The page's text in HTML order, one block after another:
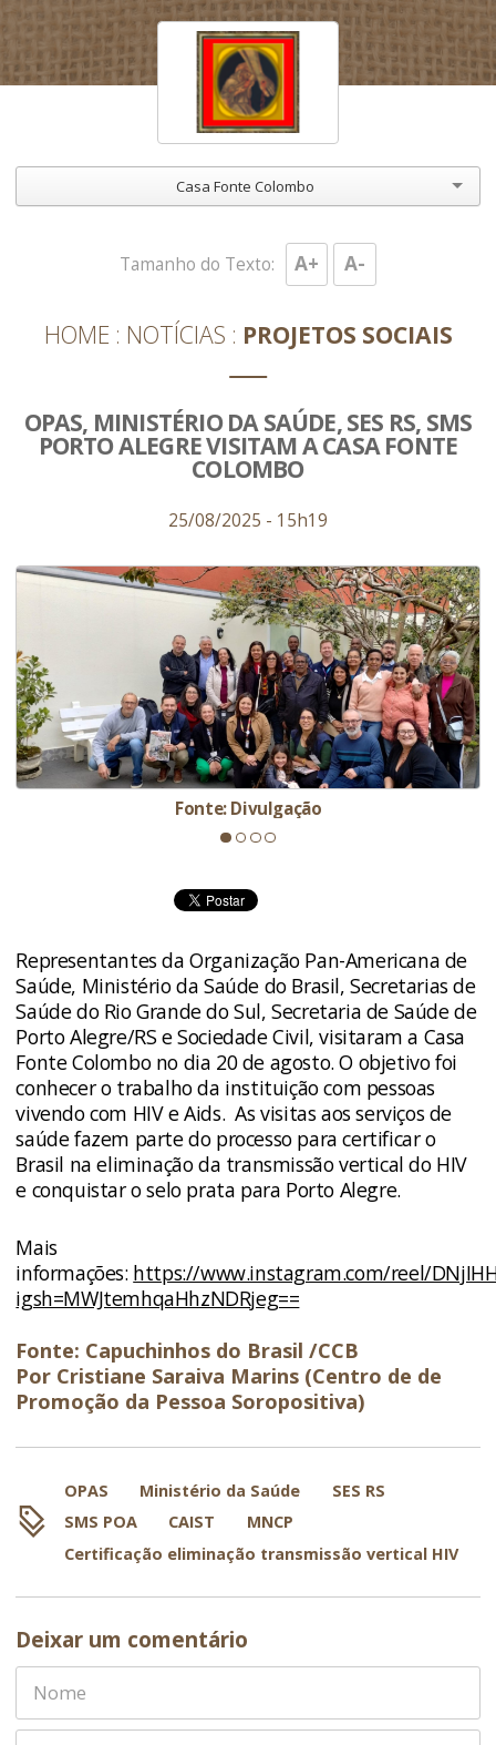
Casa Fonte Colombo
HOME NOTÍCIAS PROJETOS SOCIAIS
Tamanho do Texto: A+ A-
OPAS, MINISTÉRIO DA SAÚDE, SES RS, SMS
PORTO ALEGRE VISITAM A CASA FONTE
COLOMBO
25/08/2025 - 15h19
Fonte: Divulgação
Representantes da Organização Pan-Americana de
Saúde, Ministério da Saúde do Brasil, Secretarias de
Saúde do Rio Grande do Sul, Secretaria de Saúde de
Porto Alegre/RS e Sociedade Civil, visitaram a Casa
Fonte Colombo no dia 20 de agosto. O objetivo foi
conhecer o trabalho da instituição com pessoas
vivendo com HIV e Aids. As visitas aos serviços de
saúde fazem parte do processo para certificar o
Brasil na eliminação da transmissão vertical do HIV
e conquistar o selo prata para Porto Alegre.
Mais
informações: https://www.instagram.com/reel/
igsh=MWJtemhqaHhzNDRjeg==
Fonte: Capuchinhos do Brasil /CCB
Por Cristiane Saraiva Marins (Centro de de
Promoção da Pessoa Soropositiva)
OPAS Ministério da Saúde
SES RS
SMS POA
CAIST
MNCP
Certificação eliminação transmissão vertical HIV
Deixar um comentário